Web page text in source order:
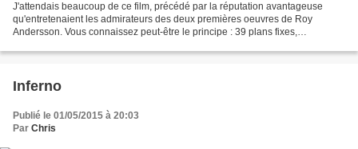
J'attendais beaucoup de ce film, précédé par la réputation avantageuse
qu'entretenaient les admirateurs des deux premières oeuvres de Roy
Andersson. Vous connaissez peut-être le principe : 39 plans fixes,
Inferno
Publié le 01/05/2015 à 20:03
Par Chris